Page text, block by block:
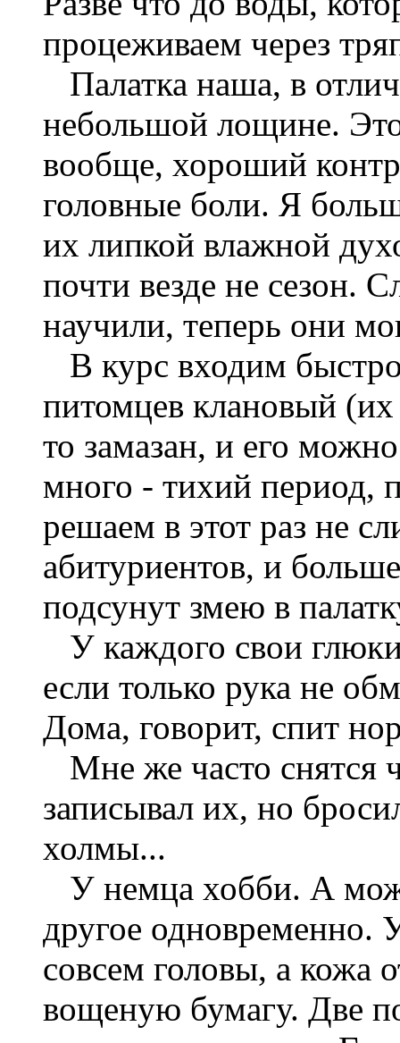
процеживаем через
Палатка наша, в
небольшой лощине.
вообще, хороший
головные боли. Я
их липкой влажной
почти везде не
научили, теперь они
В курс входим
питомцев клановый
то замазан, и его
много - тихий период,
решаем в этот раз не
абитуриентов, и
подсунут змею в
У каждого свои
если только рука не
Дома, говорит, спит
Мне же часто снятся
записывал их, но
холмы...
У немца хобби. А
другое одновременно.
совсем головы, а кожа
вощеную бумагу. Две